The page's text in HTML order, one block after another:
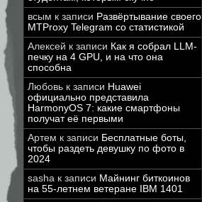
всым к записи Развёртывание своего
MTProxy Telegram со статистикой
Алексей к записи Как я собрал LLM-
печку на 4 GPU, и на что она
способна
Любовь к записи Huawei
официально представила
HarmonyOS 7: какие смартфоны
получат её первыми
Артем к записи Бесплатные боты,
чтобы раздеть девушку по фото в
2024
sasha к записи Майнинг биткоинов
на 55-летнем ветеране IBM 1401